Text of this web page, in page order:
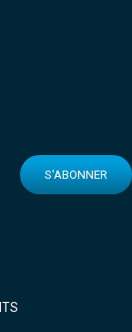
S'ABONNER